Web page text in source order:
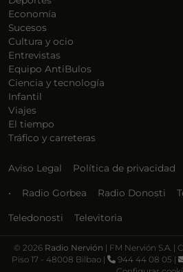
Economía
Sucesos
Cultura y ocio
Entrevistas
Equipo AntiBulos
Ciencia y tecnología
Infantil
Viajes
El tiempo
Tráfico y carreteras
Aviso Legal Política de privacidad
• Radio Gorbea Radio Donosti
Teledonosti Televitoria
© 2026 Radio Nervión | FM Nervión S.A. |
Piso 17 - 48008 Bilbao |
944 44 08 05 |